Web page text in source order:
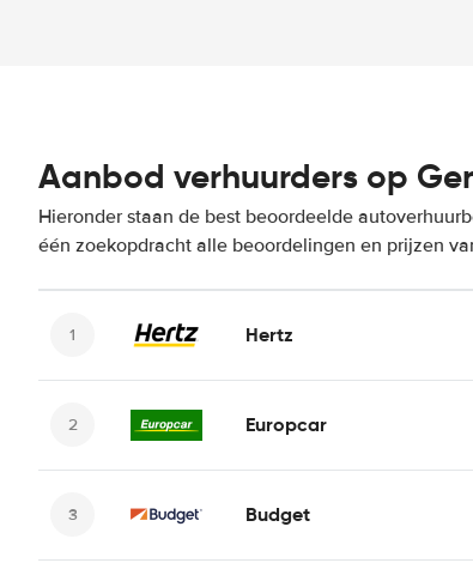
Aanbod verhuurders op
Hieronder staan de best beoordeelde
één zoekopdracht alle beoordelingen en prijzen
Hertz
Europcar
Budget